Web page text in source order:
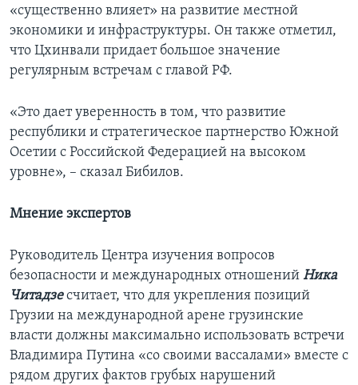
«существенно влияет» на развитие местной
экономики и инфраструктуры. Он также отметил,
что Цхинвали придает большое значение
регулярным встречам с главой РФ.
«Это дает уверенность в том, что развитие
республики и стратегическое партнерство Южной
Осетии с Российской Федерацией на высоком
уровне», – сказал Бибилов.
Мнение экспертов
Руководитель Центра изучения вопросов
безопасности и международных отношений Ника
Читадзесчитает, что для укрепления позиций
Грузии на международной арене грузинские
власти должны максимально использовать встречи
Владимира Путина «со своими вассалами» вместе с
рядом других фактов грубых нарушений